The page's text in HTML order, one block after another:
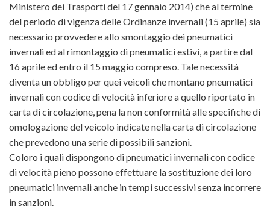
Ministero dei Trasporti del 17 gennaio 2014) che al termine
del periodo di vigenza delle Ordinanze invernali (15 aprile) sia
necessario provvedere allo smontaggio dei pneumatici
invernali ed al rimontaggio di pneumatici estivi, a partire dal
16 aprile ed entro il 15 maggio compreso. Tale necessità
diventa un obbligo per quei veicoli che montano pneumatici
invernali con codice di velocità inferiore a quello riportato in
carta di circolazione, pena la non conformità alle specifiche di
omologazione del veicolo indicate nella carta di circolazione
che prevedono una serie di possibili sanzioni.
Coloro i quali dispongono di pneumatici invernali con codice
di velocità pieno possono effettuare la sostituzione dei loro
pneumatici invernali anche in tempi successivi senza incorrere
in sanzioni.